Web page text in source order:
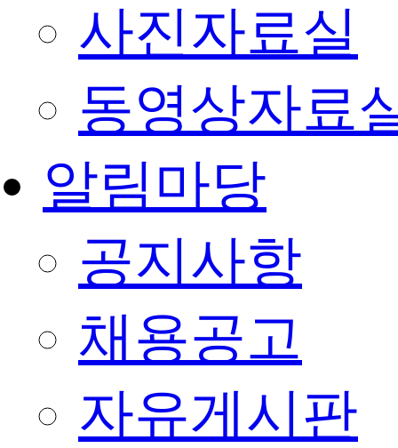
사진자료실
동영상자료
알림마당
공지사항
채용공고
자유게시판